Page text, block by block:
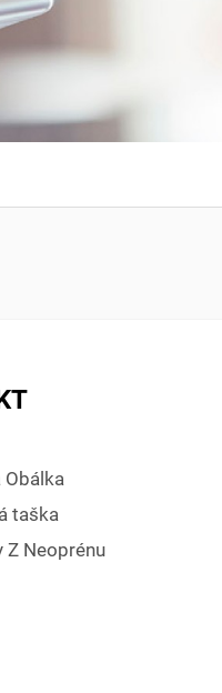
taška
Z Neoprénu